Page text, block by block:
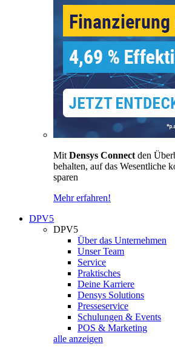
Mit Densys Connect den
behalten, auf das Wesentliche
sparen
Mehr erfahren!
DPV5
DPV5
Über das Unternehmen
Unser Team
Service
Praktisches
Deine Karriere
Densys Solutions
Presseservice
Schulungen & Events
POS & Marketing
alle anzeigen